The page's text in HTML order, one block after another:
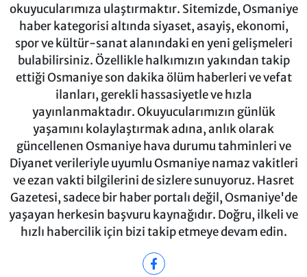
okuyucularımıza ulaştırmaktır. Sitemizde, Osmaniye
haber kategorisi altında siyaset, asayiş, ekonomi,
spor ve kültür-sanat alanındaki en yeni gelişmeleri
bulabilirsiniz. Özellikle halkımızın yakından takip
ettiği Osmaniye son dakika ölüm haberleri ve vefat
ilanları, gerekli hassasiyetle ve hızla
yayınlanmaktadır. Okuyucularımızın günlük
yaşamını kolaylaştırmak adına, anlık olarak
güncellenen Osmaniye hava durumu tahminleri ve
Diyanet verileriyle uyumlu Osmaniye namaz vakitleri
ve ezan vakti bilgilerini de sizlere sunuyoruz. Hasret
Gazetesi, sadece bir haber portalı değil, Osmaniye'de
yaşayan herkesin başvuru kaynağıdır. Doğru, ilkeli ve
hızlı habercilik için bizi takip etmeye devam edin.